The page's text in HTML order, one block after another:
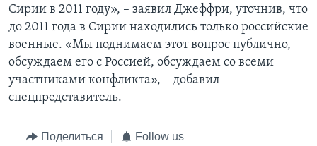
Сирии в 2011 году», – заявил Джеффри, уточнив, что
до 2011 года в Сирии находились только российские
военные. «Мы поднимаем этот вопрос публично,
обсуждаем его с Россией, обсуждаем со всеми
участниками конфликта», – добавил
спецпредставитель.
Поделиться Follow us